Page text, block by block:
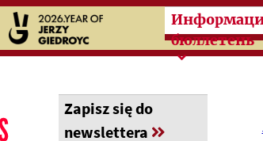
Przeskocz do
бюллетень
Zapisz się do
newslettera